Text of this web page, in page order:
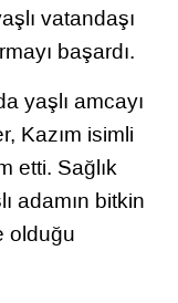
vatandaşı
başardı.
yaşlı amcayı
Kazım isimli
etti. Sağlık
adamın bitkin
olduğu